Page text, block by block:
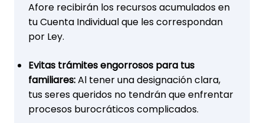
Afore recibirán los recursos acumulados en
tu Cuenta Individual que les correspondan
por Ley.
Evitas trámites engorrosos para tus
familiares:Al tener una designación clara,
tus seres queridos no tendrán que enfrentar
procesos burocráticos complicados.